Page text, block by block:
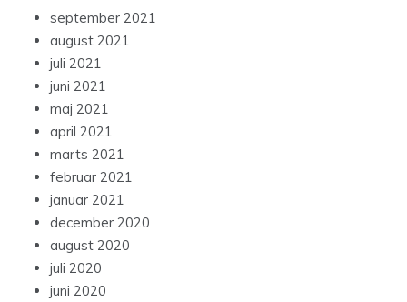
september 2021
august 2021
juli 2021
juni 2021
maj 2021
april 2021
marts 2021
februar 2021
januar 2021
december 2020
august 2020
juli 2020
juni 2020